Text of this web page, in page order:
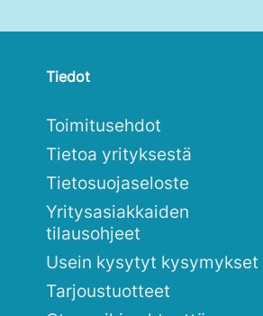
Tiedot
Toimitusehdot
Tietoa yrityksestä
Tietosuojaseloste
Yritysasiakkaiden
tilausohjeet
Usein kysytyt kysymykset
Tarjoustuotteet